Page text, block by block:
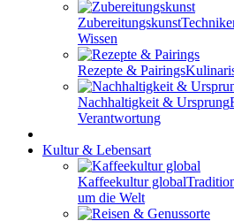
Zubereitungskunst
Wissen
Rezepte & Pairings
Nachhaltigkeit & Ursprung
Verantwortung
Kultur & Lebensart
Kaffeekultur global
um die Welt